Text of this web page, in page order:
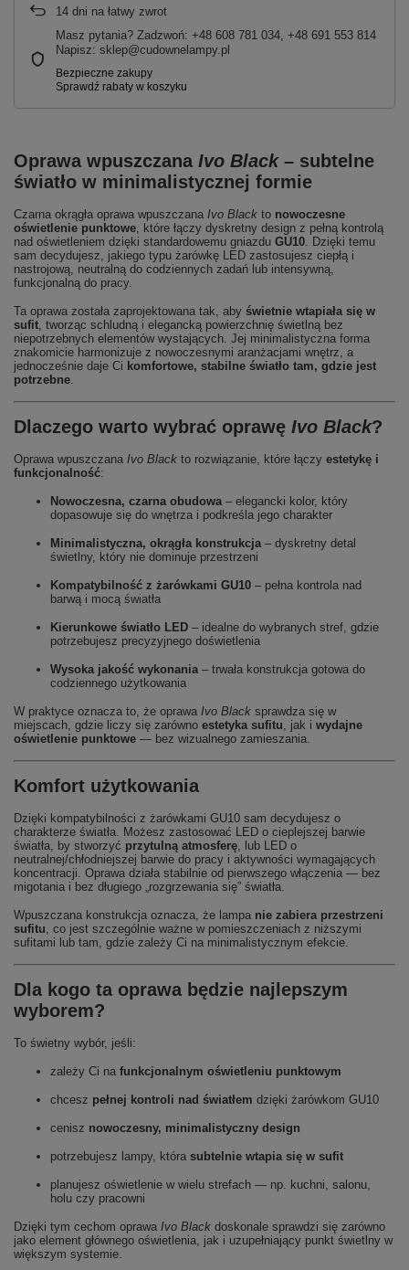
14 dni na łatwy zwrot
Masz pytania? Zadzwoń: +48 608 781 034, +48 691 553 814
Napisz: sklep@cudownelampy.pl
Oprawa wpuszczana Ivo Black– subtelne
światło w minimalistycznej formie
Czarna okrągła oprawa wpuszczana Ivo Black to nowoczesne
oświetlenie punktowe, które łączy dyskretny design z pełną kontrolą
nad oświetleniem dzięki standardowemu gniazdu GU10. Dzięki temu
sam decydujesz, jakiego typu żarówkę LED zastosujesz ciepłą i
nastrojową, neutralną do codziennych zadań lub intensywną,
funkcjonalną do pracy.
Ta oprawa została zaprojektowana tak, aby świetnie wtapiała się w
sufit, tworząc schludną i elegancką powierzchnię świetlną bez
niepotrzebnych elementów wystających. Jej minimalistyczna forma
znakomicie harmonizuje z nowoczesnymi aranżacjami wnętrz, a
jednocześnie daje Ci komfortowe, stabilne światło tam, gdzie jest
potrzebne.
Dlaczego warto wybrać oprawę Ivo Black?
Oprawa wpuszczana Ivo Black to rozwiązanie, które łączy estetykę i
funkcjonalność:
Nowoczesna, czarna obudowa– elegancki kolor, który
dopasowuje się do wnętrza i podkreśla jego charakter
Minimalistyczna, okrągła konstrukcja– dyskretny detal
świetlny, który nie dominuje przestrzeni
Kompatybilność z żarówkami GU10 – pełna kontrola nad
barwą i mocą światła
Kierunkowe światło LED – idealne do wybranych stref, gdzie
potrzebujesz precyzyjnego doświetlenia
Wysoka jakość wykonania– trwała konstrukcja gotowa do
codziennego użytkowania
W praktyce oznacza to, że oprawa Ivo Black sprawdza się w
miejscach, gdzie liczy się zarówno estetyka sufitu, jak i wydajne
oświetlenie punktowe — bez wizualnego zamieszania.
Komfort użytkowania
Dzięki kompatybilności z żarówkami GU10 sam decydujesz o
charakterze światła. Możesz zastosować LED o cieplejszej barwie
światła, by stworzyć przytulną atmosferę, lub LED o
neutralnej/chłodniejszej barwie do pracy i aktywności wymagających
koncentracji. Oprawa działa stabilnie od pierwszego włączenia — bez
migotania i bez długiego „rozgrzewania się” światła.
Wpuszczana konstrukcja oznacza, że lampa nie zabiera przestrzeni
sufitu, co jest szczególnie ważne w pomieszczeniach z niższymi
sufitami lub tam, gdzie zależy Ci na minimalistycznym efekcie.
Dla kogo ta oprawa będzie najlepszym
wyborem?
To świetny wybór, jeśli:
zależy Ci na funkcjonalnym oświetleniu punktowym
chcesz pełnej kontroli nad światłem dzięki żarówkom GU10
cenisz nowoczesny, minimalistyczny design
potrzebujesz lampy, która subtelnie wtapia się w sufit
planujesz oświetlenie w wielu strefach — np. kuchni, salonu,
holu czy pracowni
Dzięki tym cechom oprawa Ivo Black doskonale sprawdzi się zarówno
jako element głównego oświetlenia, jak i uzupełniający punkt świetlny w
większym systemie.